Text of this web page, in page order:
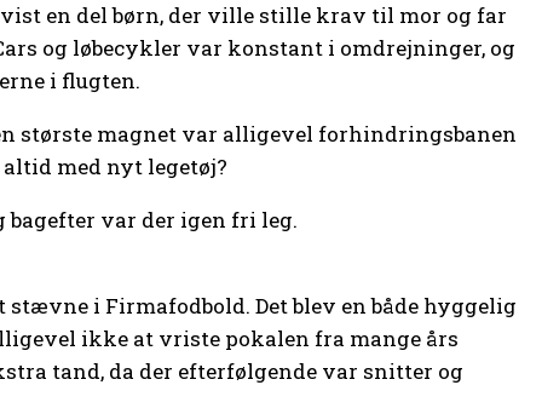
en del børn, der ville stille krav til mor og far
og løbecykler var konstant i omdrejninger, og
i flugten.
største magnet var alligevel forhindringsbanen
med nyt legetøj?
var der igen fri leg.
i Firmafodbold. Det blev en både hyggelig
ikke at vriste pokalen fra mange års
tand, da der efterfølgende var snitter og